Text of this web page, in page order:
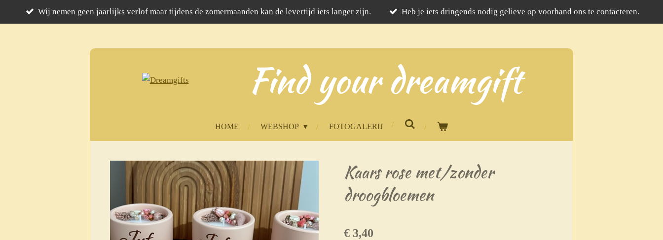
direct
Wij nemen geen jaarlijks verlof maar tijdens de zomermaanden kan de levertijd iets langer zijn. Heb je iets dringends nodig gelieve op voorhand ons te contacteren.
Find your dreamgift
HOME WEBSHOP FOTOGALERIJ
Kaars rose met/zonder
droogbloemen
€ 3,40